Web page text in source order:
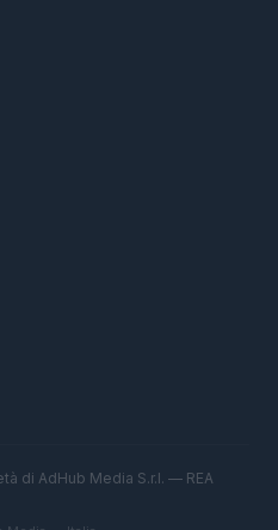
di AdHub Media S.r.l. — REA